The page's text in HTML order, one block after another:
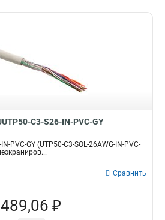
C3-S26-IN-PVC-GY
PVC-GY (UTP50-C3-SOL-26AWG-IN-PVC-
Сравнить
489,06 ₽